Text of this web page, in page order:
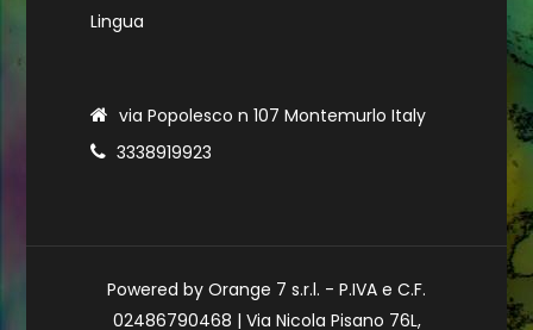
Lingua
via Popolesco n 107 Montemurlo Italy
3338919923
Powered by Orange 7 s.r.l. - P.IVA e C.F.
02486790468 | Via Nicola Pisano 76L,